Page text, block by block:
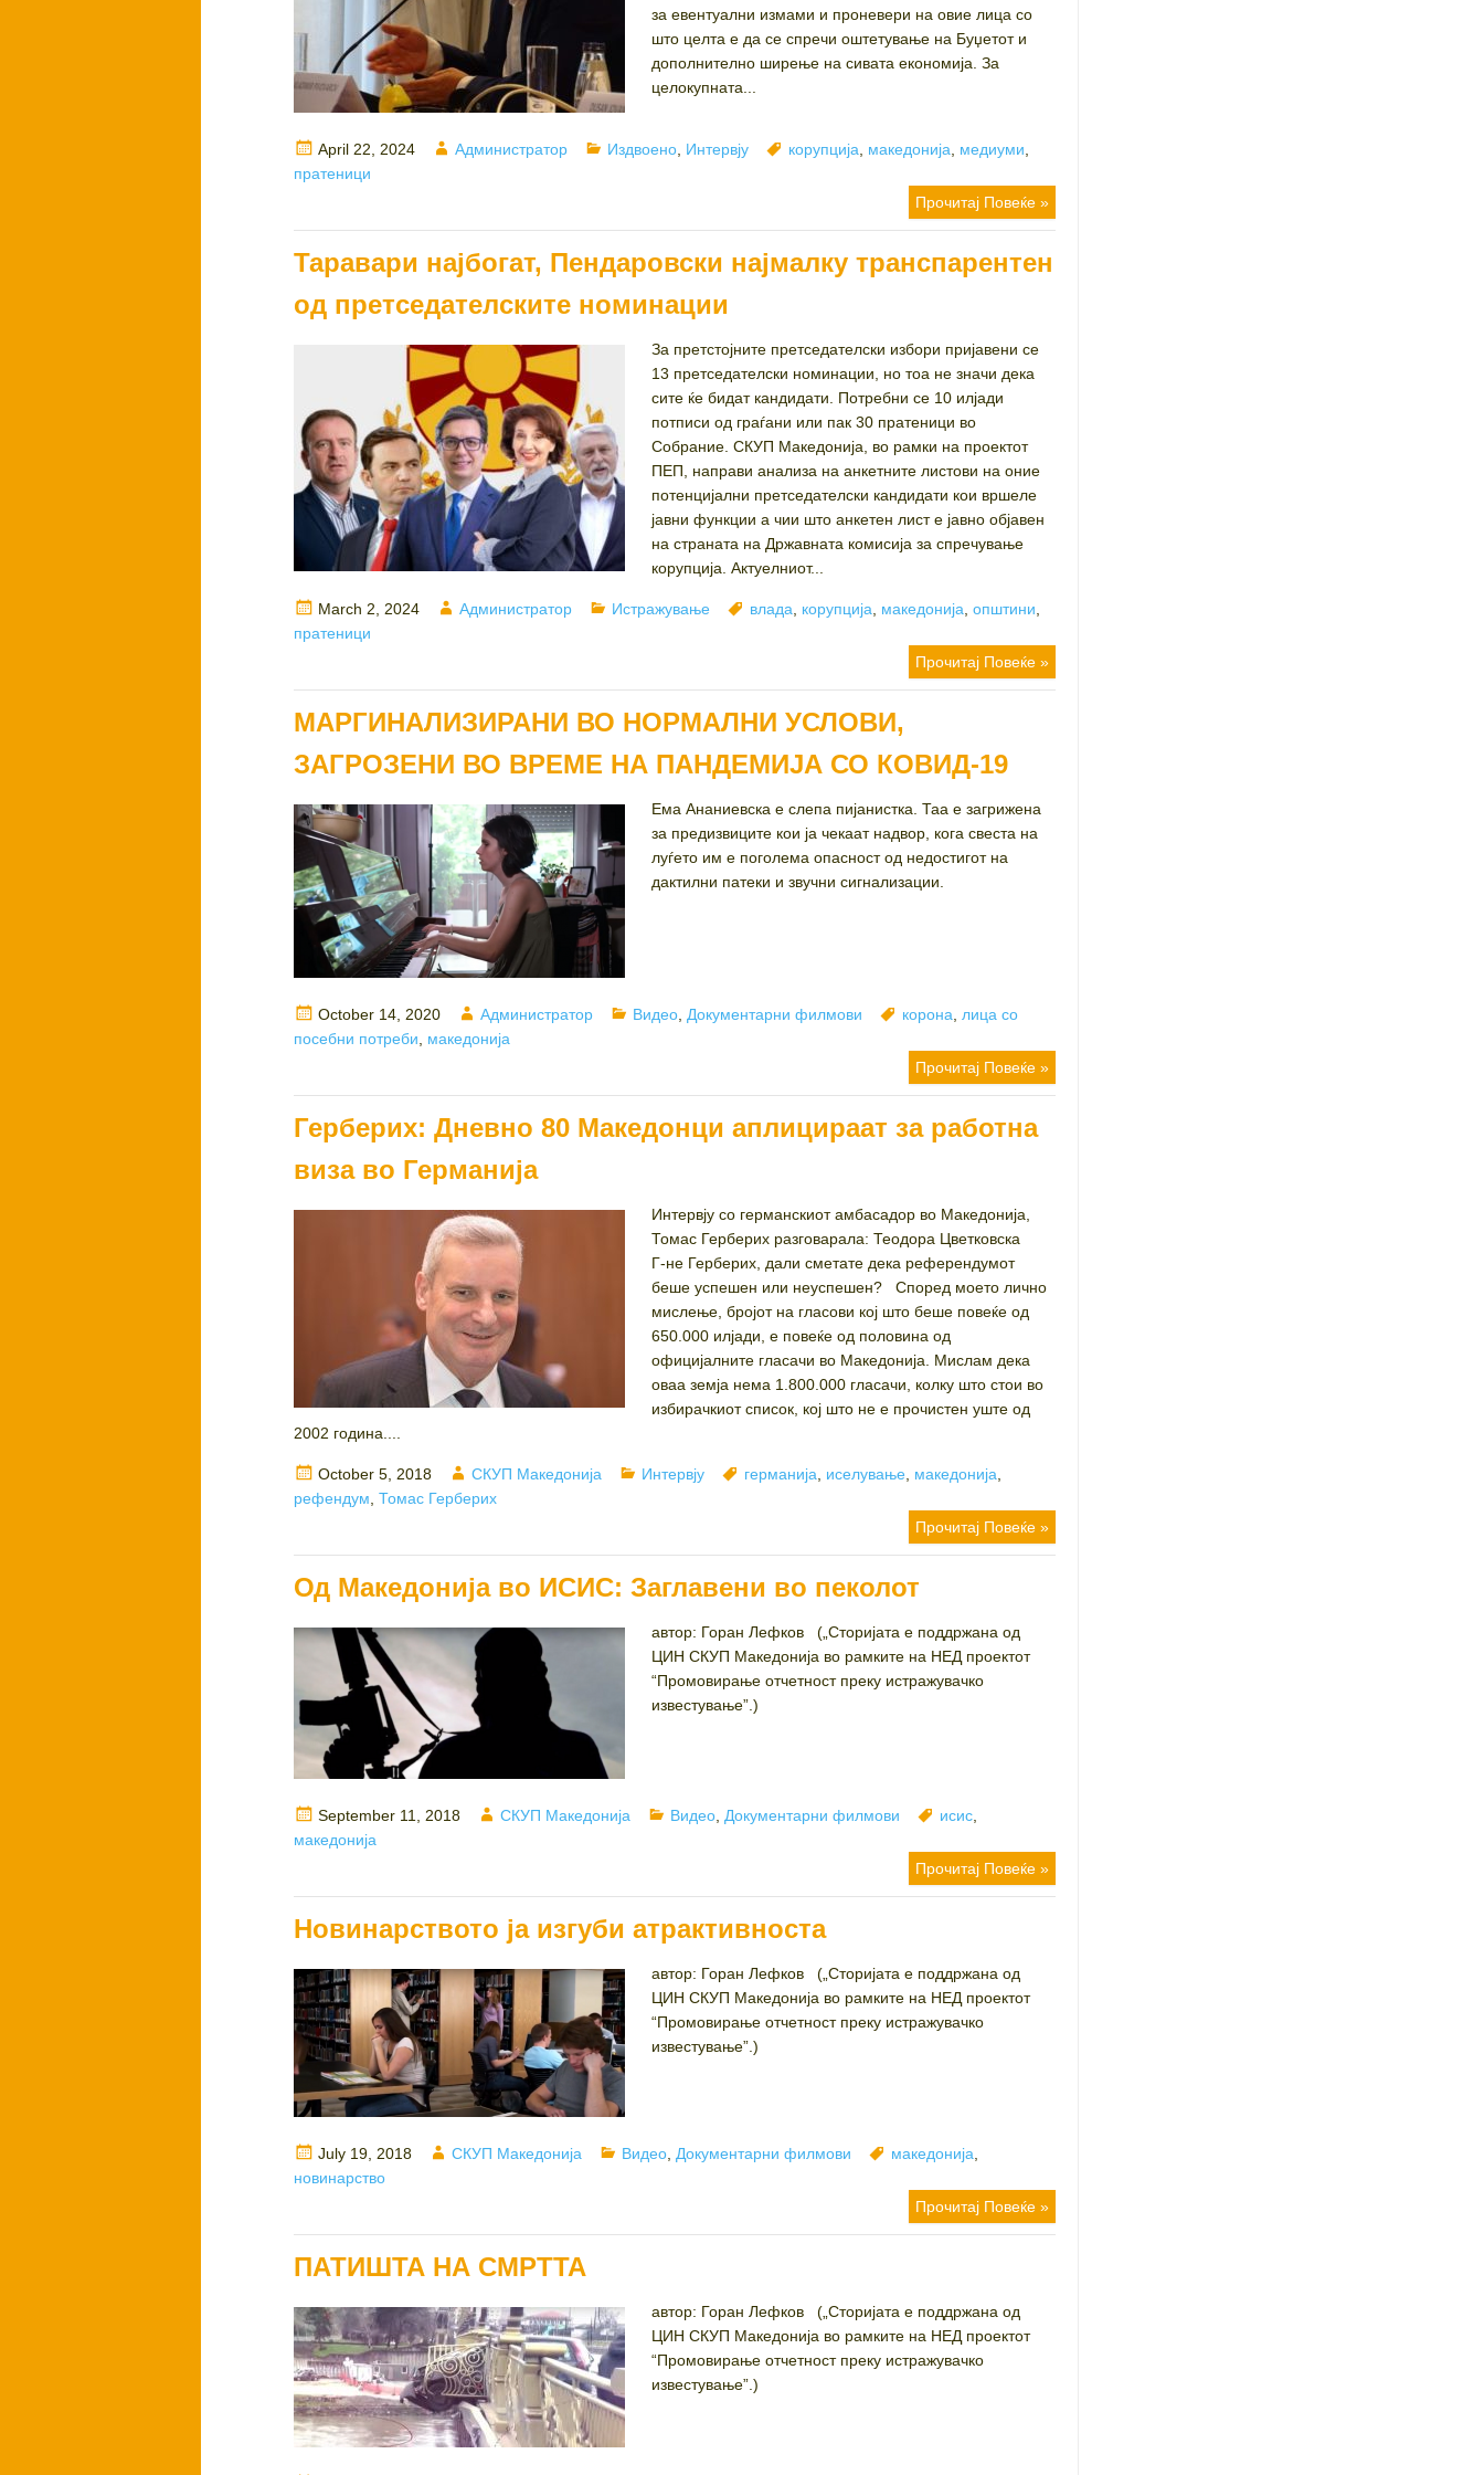
за евентуални измами и проневери на овие лица со
што целта е да се спречи оштетување на Буџетот и
дополнително ширење на сивата економија. За
целокупната...
Posted
on
April 22, 2024 Author
Администратор Categories
Издвоено Интервју Tags
корупција македонија медиуми
пратеници
Прочитај Повеќе »
Таравари најбогат, Пендаровски најмалку транспарентен
од претседателските номинации
За претстојните претседателски избори пријавени се
13 претседателски номинации, но тоа не значи дека
сите ќе бидат кандидати. Потребни се 10 илјади
потписи од граѓани или пак 30 пратеници во
Собрание. СКУП Македонија, во рамки на проектот
ПЕП, направи анализа на анкетните листови на оние
потенцијални претседателски кандидати кои вршеле
јавни функции а чии што анкетен лист е јавно објавен
на страната на Државната комисија за спречување
корупција. Актуелниот...
Posted
on
March 2, 2024 Author
Администратор Categories
Истражување Tags
влада корупција македонија ,општини
пратеници
Прочитај Повеќе »
МАРГИНАЛИЗИРАНИ ВО НОРМАЛНИ УСЛОВИ,
ЗАГРОЗЕНИ ВО ВРЕМЕ НА ПАНДЕМИЈА СО КОВИД-19
Ема Ананиевска е слепа пијанистка. Таа е загрижена
за предизвиците кои ја чекаат надвор, кога свеста на
луѓето им е поголема опасност од недостигот на
дактилни патеки и звучни сигнализации.
Posted
on
October 14, 2020 Author
Администратор Categories
Видео Документарни филмови Tags
корона
лица со
посебни потреби
македонија
Прочитај Повеќе »
Герберих: Дневно 80 Македонци аплицираат за работна
виза во Германија
Интервју со германскиот амбасадор во Македонија,
Томас Герберих разговарала: Теодора Цветковска
Г-не Герберих, дали сметате дека референдумот
беше успешен или неуспешен? Според моето лично
мислење, бројот на гласови кој што беше повеќе од
650.000 илјади, е повеќе од половина од
официјалните гласачи во Македонија. Мислам дека
оваа земја нема 1.800.000 гласачи, колку што стои во
избирачкиот список, кој што не е прочистен уште од
2002 година....
Posted
on
October 5, 2018 Author
СКУП Македонија Categories
Интервју Tags
германија иселување македонија
рефендум ,Томас Герберих
Прочитај Повеќе »
Од Македонија во ИСИС: Заглавени во пеколот
автор: Горан Лефков („Сторијата е поддржана од
ЦИН СКУП Македонија во рамките на НЕД проектот
“Промовирање отчетност преку истражувачко
известување”.)
Posted
on
September 11, 2018 Author
СКУП Македонија Categories
Видео Документарни филмови Tags
исис
македонија
Прочитај Повеќе »
Новинарството ја изгуби атрактивноста
автор: Горан Лефков („Сторијата е поддржана од
ЦИН СКУП Македонија во рамките на НЕД проектот
“Промовирање отчетност преку истражувачко
известување”.)
Posted
on
July 19, 2018 Author
СКУП Македонија Categories
Видео Документарни филмови Tags
македонија
новинарство
Прочитај Повеќе »
ПАТИШТА НА СМРТТА
автор: Горан Лефков („Сторијата е поддржана од
ЦИН СКУП Македонија во рамките на НЕД проектот
“Промовирање отчетност преку истражувачко
известување”.)